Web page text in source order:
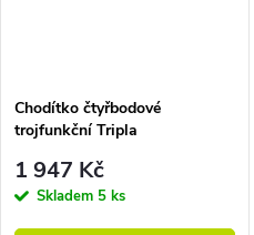
Chodítko čtyřbodové
trojfunkční Tripla
1 947 Kč
Skladem 5 ks